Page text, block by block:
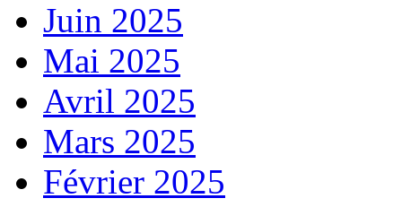
Juin 2025
Mai 2025
Avril 2025
Mars 2025
Février 2025